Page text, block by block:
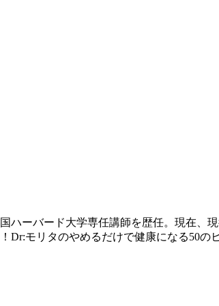
ハーバード大学専任講師を歴任。現在
モリタのやめるだけで健康になる50の